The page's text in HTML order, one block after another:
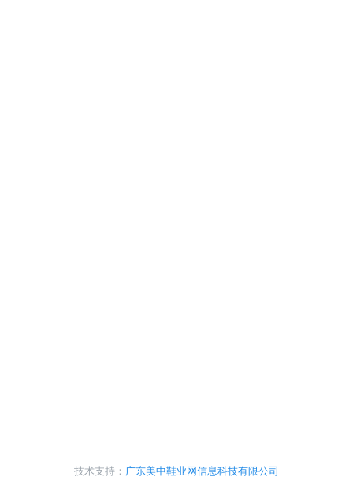
技术支持： 广东美中鞋业网信息科技有限公司